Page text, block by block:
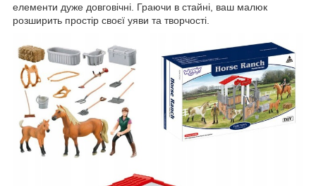
елементи дуже довговічні. Граючи в стайні, ваш малюк
розширить простір своєї уяви та творчості.